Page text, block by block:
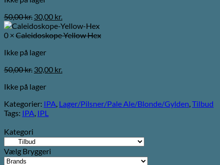
50,00kr. Den
oprindelige
pris
50,00 kr..
30,00 kr.
aktuelle
pris
0 × Caleidoskope Yellow Hex
Ikke på lager
50,00kr. Den
pris
50,00 kr..
30,00 kr.
30,00 kr..
Ikke på lager
Kategorier: IPA, Lager/Pilsner/Pale Ale/Blonde/Gylden,Tilbud
Tags: IPA, IPL
Kategori
Vælg Bryggeri